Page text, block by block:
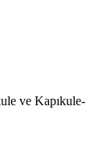
ve Kapıkule-